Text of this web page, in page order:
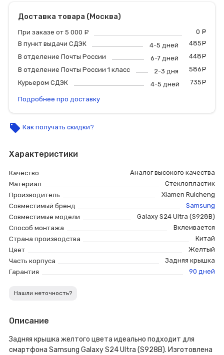
Доставка товара (Москва)
При заказе от 5 000 0
В пункт выдачи СДЭК
4-5 дней 485
В отделение Почты России
6-7 дней 448
В отделение Почты России 1 класс
2-3 дня 586
Курьером СДЭК
4-5 дней 735
Подробнее про доставку
local_offer Как получать скидки?
Характеристики
Качество
Аналог высокого качества
Материал
Стеклопластик
Производитель
Xiamen Ruicheng
Совместимый бренд
Samsung
Совместимые модели
Galaxy S24 Ultra (S928B)
Способ монтажа
Вклеивается
Страна производства
Китай
Цвет
Желтый
Часть корпуса
Задняя крышка
Гарантия
90 дней
Нашли неточность?
Описание
Задняя крышка желтого цвета идеально подходит для
смартфона Samsung Galaxy S24 Ultra (S928B). Изготовлена